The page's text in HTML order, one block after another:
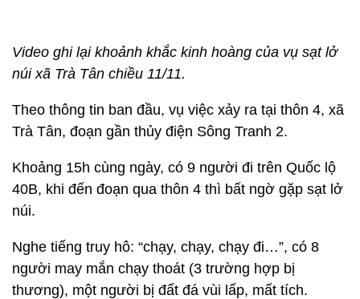
Video ghi lại khoảnh khắc kinh hoàng của vụ sạt lở
núi xã Trà Tân chiều 11/11.
Theo thông tin ban đầu, vụ việc xảy ra tại thôn 4, xã
Trà Tân, đoạn gần thủy điện Sông Tranh 2.
Khoảng 15h cùng ngày, có 9 người đi trên Quốc lộ
40B, khi đến đoạn qua thôn 4 thì bất ngờ gặp sạt lở
núi.
Nghe tiếng truy hô: “chạy, chạy, chạy đi…”, có 8
người may mắn chạy thoát (3 trường hợp bị
thương), một người bị đất đá vùi lấp, mất tích.